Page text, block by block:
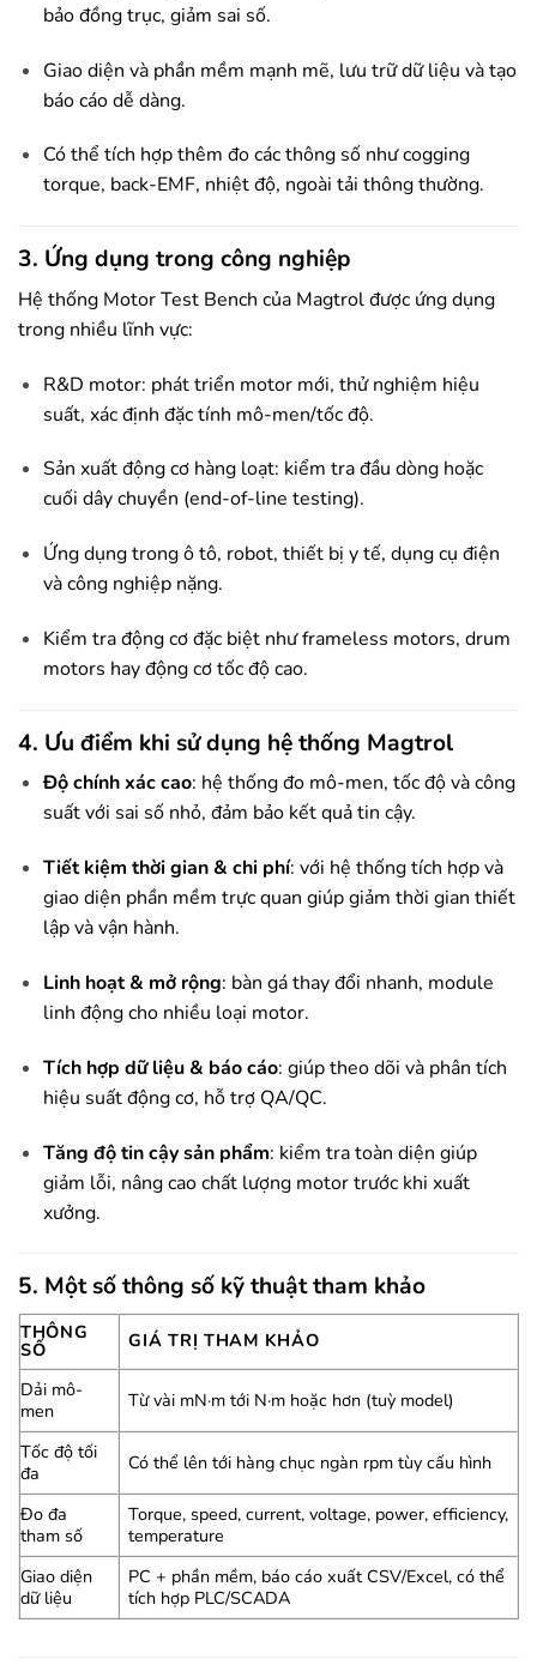
bảo đồng trục, giảm sai số.
Giao diện và phần mềm mạnh mẽ, lưu trữ dữ liệu và tạo
báo cáo dễ dàng.
Có thể tích hợp thêm đo các thông số như cogging
torque, back-EMF, nhiệt độ, ngoài tải thông thường.
3. Ứng dụng trong công nghiệp
Hệ thống Motor Test Bench của Magtrol được ứng dụng
trong nhiều lĩnh vực:
R&D motor: phát triển motor mới, thử nghiệm hiệu
suất, xác định đặc tính mô-men/tốc độ.
Sản xuất động cơ hàng loạt: kiểm tra đầu dòng hoặc
cuối dây chuyền (end-of-line testing).
Ứng dụng trong ô tô, robot, thiết bị y tế, dụng cụ điện
và công nghiệp nặng.
Kiểm tra động cơ đặc biệt như frameless motors, drum
motors hay động cơ tốc độ cao.
4. Ưu điểm khi sử dụng hệ thống Magtrol
Độ chính xác cao: hệ thống đo mô-men, tốc độ và công
suất với sai số nhỏ, đảm bảo kết quả tin cậy.
Tiết kiệm thời gian & chi phí: với hệ thống tích hợp và
giao diện phần mềm trực quan giúp giảm thời gian thiết
lập và vận hành.
Linh hoạt & mở rộng: bàn gá thay đổi nhanh, module
linh động cho nhiều loại motor.
Tích hợp dữ liệu & báo cáo: giúp theo dõi và phân tích
hiệu suất động cơ, hỗ trợ QA/QC.
Tăng độ tin cậy sản phẩm: kiểm tra toàn diện giúp
giảm lỗi, nâng cao chất lượng motor trước khi xuất
xưởng.
5. Một số thông số kỹ thuật tham khảo
THÔNG
SỐ GIÁ TRỊ THAM KHẢO
Dải mô-
men
Từ vài mN·m tới N·m hoặc hơn (tuỳ model)
Tốc độ tối
đa
Có thể lên tới hàng chục ngàn rpm tùy cấu hình
Đo đa
tham số
Torque, speed, current, voltage, power, efficiency,
temperature
Giao diện
dữ liệu
PC + phần mềm, báo cáo xuất CSV/Excel, có thể
tích hợp PLC/SCADA